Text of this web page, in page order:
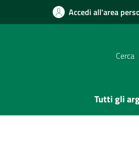
Accedi all'area
Cerca
Tutti gli